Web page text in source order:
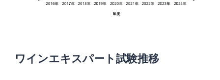
ワインエキスパート試験推移